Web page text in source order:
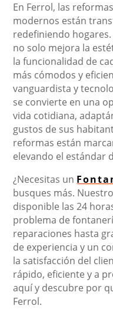
En Ferrol, las
modernos están
redefiniendo
no solo mejora la
la funcionalidad de
más cómodos y
vanguardista y
se convierte en una
vida cotidiana,
gustos de sus
reformas están
elevando el estándar
¿Necesitas un
busques más.
disponible las 24
problema de
reparaciones hasta
de experiencia y un
la satisfacción del
rápido, eficiente y a
aquí y descubre por
Ferrol.